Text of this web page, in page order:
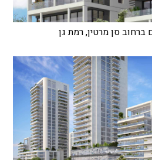
ברחוב סן מרטין, רמת גן